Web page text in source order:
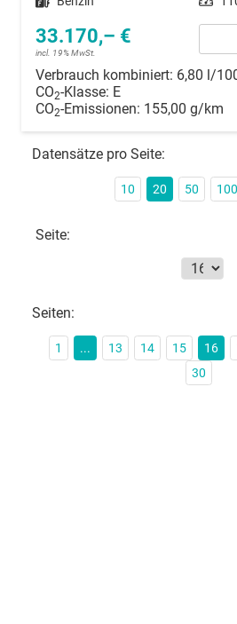
33.170,– €
incl. 19% MwSt.
Verbrauch kombiniert: 6,80 l/
CO2-Klasse: E
CO2-Emissionen: 155,00 g/km
Datensätze pro Seite:
10 20 50 100
Seite:
Seiten:
1 ... 13 14 15 16
30